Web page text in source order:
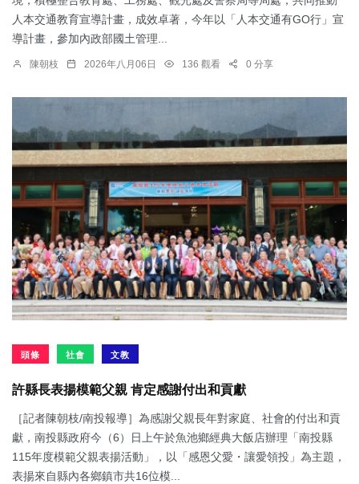
人本交通教育宣導計畫，成效卓著，今年以「人本交通有GO行」宣
導計畫，參加內政部國土管理...
陳朝枝 2026年八月06日 136 觀看 0 分享
頭條 社會 文教
許縣長表揚模範父親 肯定感謝付出和貢獻
［記者陳朝枝/南投報導］為感謝父親長年對家庭、社會的付出和貢
獻，南投縣政府今（6）日上午於魚池鄉經典大飯店辦理「南投縣
115年度模範父親表揚活動」，以「感恩父愛・讓愛領投」為主題，
表揚來自縣內各鄉鎮市共16位模...